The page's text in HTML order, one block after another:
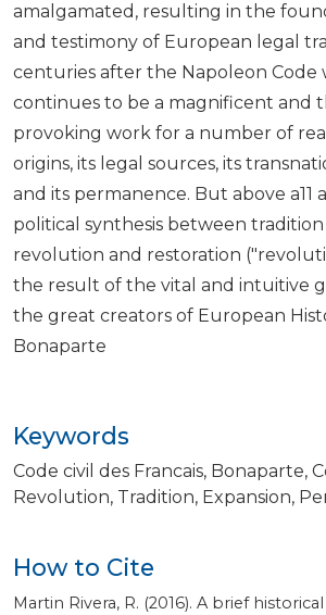
Keywords
Code civil des Francais Bonaparte
Revolution Tradition Expansion
How to Cite
Martin Rivera, R. (2016). A brief
amalgamated, resulting in the
and testimony of European legal
centuries after the Napoleon Code
continues to be a magnificent and
provoking work for a number of
origins, its legal sources, its
and its permanence. But above a11
political synthesis between
revolution and restoration
the result of the vital and intuitive
the great creators of European
Bonaparte